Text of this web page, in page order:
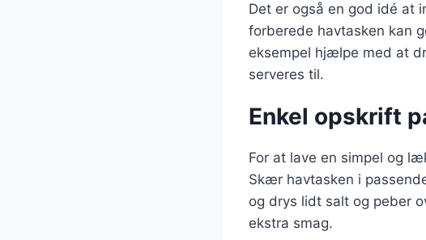
Det er også en god idé at
forberede havtasken kan
eksempel hjælpe med at
serveres til.
Enkel opskrift
For at lave en simpel og
Skær havtasken i
og drys lidt salt og peber
ekstra smag.